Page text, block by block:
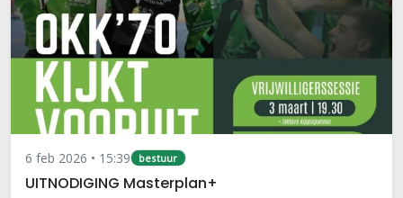
6 feb 2026 • 15:39 bestuur
UITNODIGING Masterplan+